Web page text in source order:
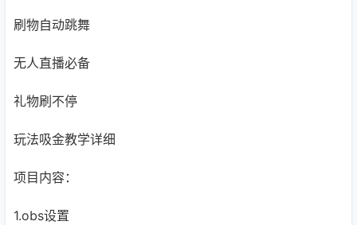
刷物自动跳舞
无人直播必备
礼物刷不停
玩法吸金教学详细
项目内容：
1.obs设置